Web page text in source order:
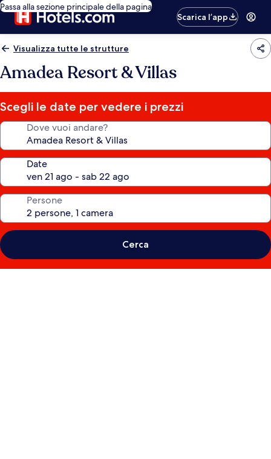
Passa alla sezione principale della pagina
Scarica l’app
Visualizza tutte le strutture
Amadea Resort & Villas
Scegli le date per vedere i prezzi
Dove vuoi andare?
Date
Persone
Cerca